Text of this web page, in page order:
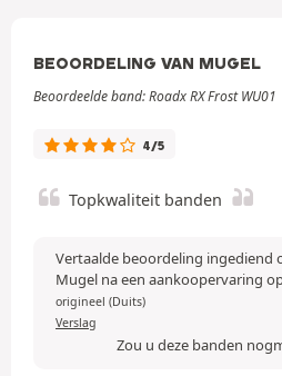
BEOORDELING VAN MUGEL
Beoordeelde band: Roadx RX Frost WU01
4/5
Topkwaliteit banden
Vertaalde beoordeling ingediend
Mugel na een aankoopervaring
origineel (Duits)
Verslag
Zou u deze banden